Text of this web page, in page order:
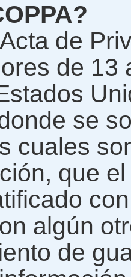
de
de 13
se
cuales
que
algún
de